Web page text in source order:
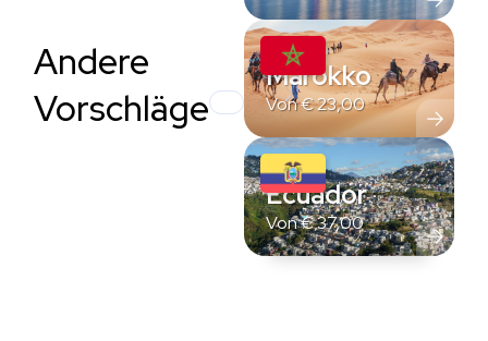
Andere
Vorschläge
Marokko
Von€23,00
Ecuador
Von€37,00